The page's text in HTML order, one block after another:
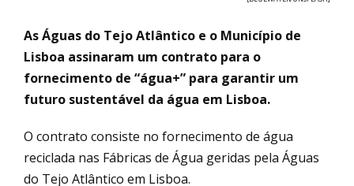
As Águas do Tejo Atlântico e o Município de
Lisboa assinaram um contrato para o
fornecimento de “água+” para garantir um
futuro sustentável da água em Lisboa.
O contrato consiste no fornecimento de água
reciclada nas Fábricas de Água geridas pela Águas
do Tejo Atlântico em Lisboa.